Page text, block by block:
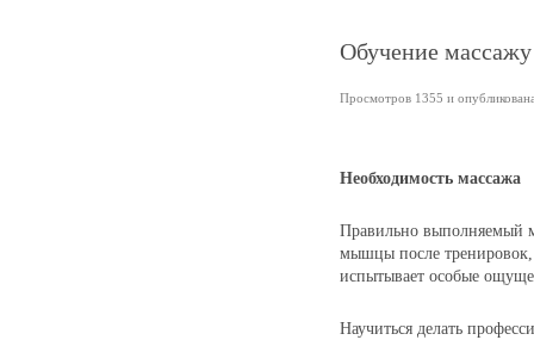
Обучение
Просмотров 1355 и
Необходимость массажа
Правильно выполняемый
мышцы после тренировок,
испытывает особые
Научиться делать